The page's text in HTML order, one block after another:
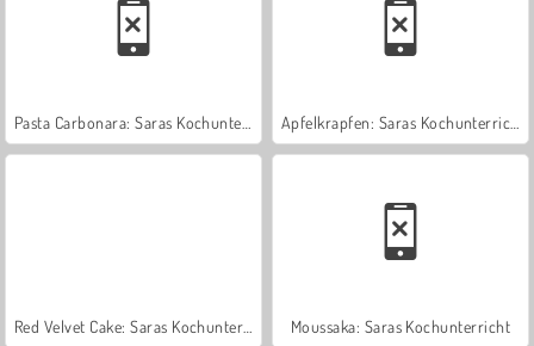
Moussaka: Saras Kochunterricht